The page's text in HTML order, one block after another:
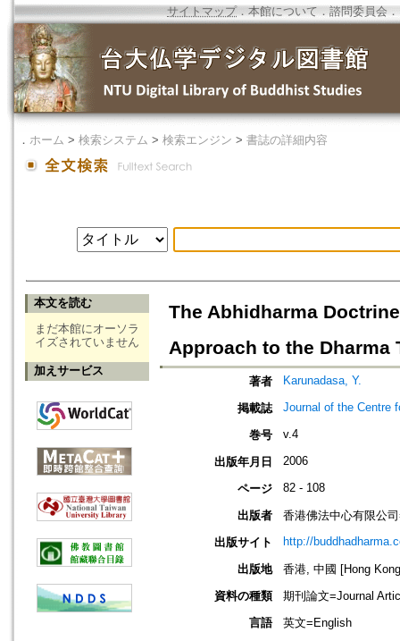
サイトマップ．本館について ． 諮問委員会 ．
． ホーム > 検索システム > 検索エンジン > 書誌の詳細内容
本文を読む
まだ本館にオーソラ
イズされていません
加えサービス
The Abhidharma
Approach to the Dharma
著者 Karunadasa, Y.
掲載誌 Journal of the Centre
巻号 v.4
出版年月日 2006
ページ 82 - 108
出版者
香港佛法中心有限公
出版サイト
http://
出版地
香港, 中國 [Hong
資料の種類
期刊論文=Journal
言語
英文=English